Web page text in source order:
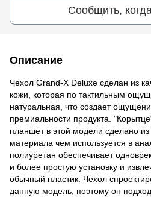
Сообщить,
Описание
Чехол Grand-X Deluxe сделан из
кожи, которая по тактильным
натуральная, что создает
премиальности продукта.
планшет в этой модели сделано
материала чем используется в
полиуретан обеспечивает
и более простую установку и
обычный пластик. Чехол
данную модель, поэтому он